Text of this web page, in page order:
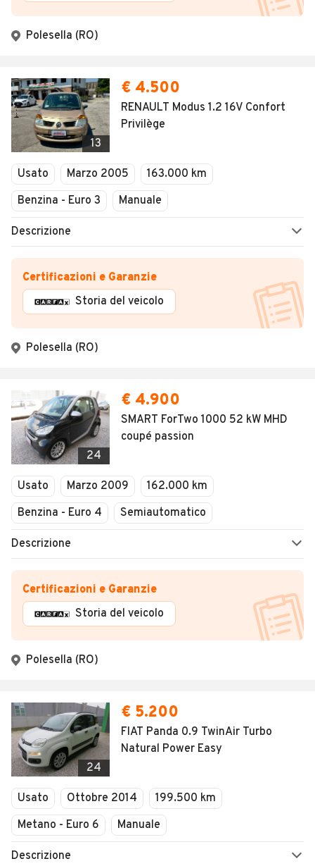
Polesella (RO)
13
€ 4.500
RENAULT Modus 1.2 16V Confort
Privilège
Usato Marzo 2005
163.000 km
Benzina - Euro 3
Manuale
Descrizione
Certificazioni e Garanzie
Storia del veicolo
Polesella (RO)
24
€ 4.900
SMART ForTwo 1000 52 kW MHD
coupé passion
Usato Marzo 2009
162.000 km
Benzina - Euro 4
Semiautomatico
Descrizione
Certificazioni e Garanzie
Storia del veicolo
Polesella (RO)
24
€ 5.200
FIAT Panda 0.9 TwinAir Turbo
Natural Power Easy
Usato Ottobre 2014
199.500 km
Metano - Euro 6
Manuale
Descrizione